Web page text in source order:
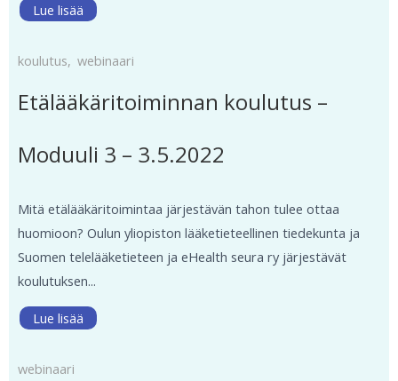
Lue lisää
koulutus, webinaari
Etälääkäritoiminnan koulutus –
Moduuli 3 – 3.5.2022
Mitä etälääkäritoimintaa järjestävän tahon tulee ottaa
huomioon? Oulun yliopiston lääketieteellinen tiedekunta ja
Suomen telelääketieteen ja eHealth seura ry järjestävät
koulutuksen...
Lue lisää
webinaari